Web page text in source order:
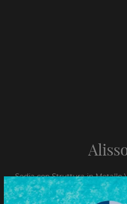
Sedia con Struttura in Metallo
Sintetico.